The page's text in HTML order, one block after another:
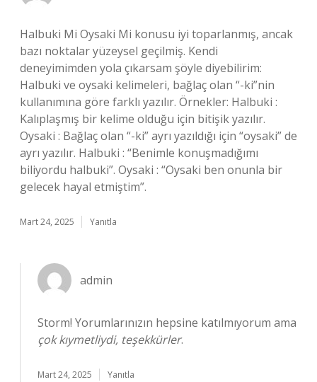
Halbuki Mi Oysaki Mi konusu iyi toparlanmış, ancak
bazı noktalar yüzeysel geçilmiş. Kendi
deneyimimden yola çıkarsam şöyle diyebilirim:
Halbuki ve oysaki kelimeleri, bağlaç olan “-ki”nin
kullanımına göre farklı yazılır. Örnekler: Halbuki :
Kalıplaşmış bir kelime olduğu için bitişik yazılır.
Oysaki : Bağlaç olan “-ki” ayrı yazıldığı için “oysaki” de
ayrı yazılır. Halbuki : “Benimle konuşmadığımı
biliyordu halbuki”. Oysaki : “Oysaki ben onunla bir
gelecek hayal etmiştim”.
Mart 24, 2025 Yanıtla
admin
Storm! Yorumlarınızın hepsine katılmıyorum ama
çok kıymetliydi, teşekkürler.
Mart 24, 2025 Yanıtla